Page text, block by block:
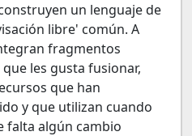
un lenguaje de
libre' común. A
fragmentos
les gusta fusionar,
que han
y que utilizan cuando
falta algún cambio